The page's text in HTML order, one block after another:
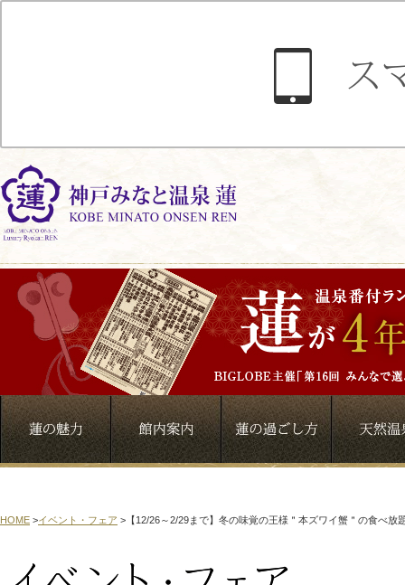
HOME >イベント・フェア > 【12/26～2/29まで】冬の味覚の王様＂本ズワイ蟹＂の食べ放